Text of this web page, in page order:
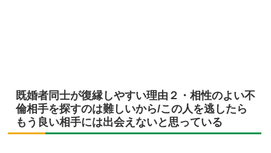
既婚者同士が復縁しやすい理由２・相性のよい不
倫相手を探すのは難しいから/この人を逃したら
もう良い相手には出会えないと思っている